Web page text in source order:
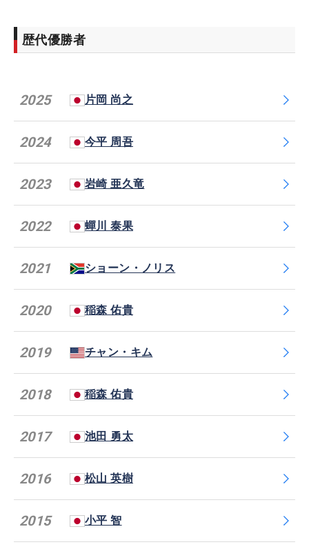
歴代優勝者
2025 片岡 尚之
2024 今平 周吾
2023 岩崎 亜久竜
2022 蟬川 泰果
2021 ショーン・ノリス
2020 稲森 佑貴
2019 チャン・キム
2018 稲森 佑貴
2017 池田 勇太
2016 松山 英樹
2015 小平 智